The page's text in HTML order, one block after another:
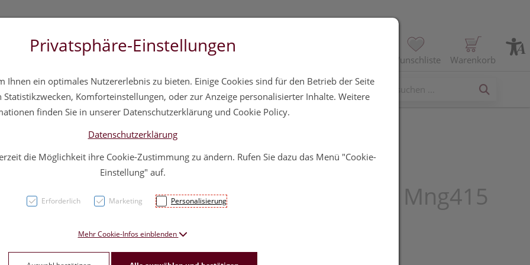
Wunschliste Warenkorb
Hautpflege Familie Nahrungsergänzung Diverses
Nu-gel Interaktives
Hydrogel M.alginat Mng415
Privatsphäre-Einstellungen
Ihnen ein optimales Nutzererlebnis zu bieten. Einige Cookies sind für den Betrieb der Seite
Komforteinstellungen, oder zur Anzeige personalisierter Inhalte. Weitere
finden Sie in unserer Datenschutzerklärung und Cookie Policy.
Datenschutzerklärung
die Möglichkeit ihre Cookie-Zustimmung zu ändern. Rufen Sie dazu das Menü "Cookie-
Einstellung" auf.
Erforderlich Marketing Personalisierung
Mehr Cookie-Infos einblenden